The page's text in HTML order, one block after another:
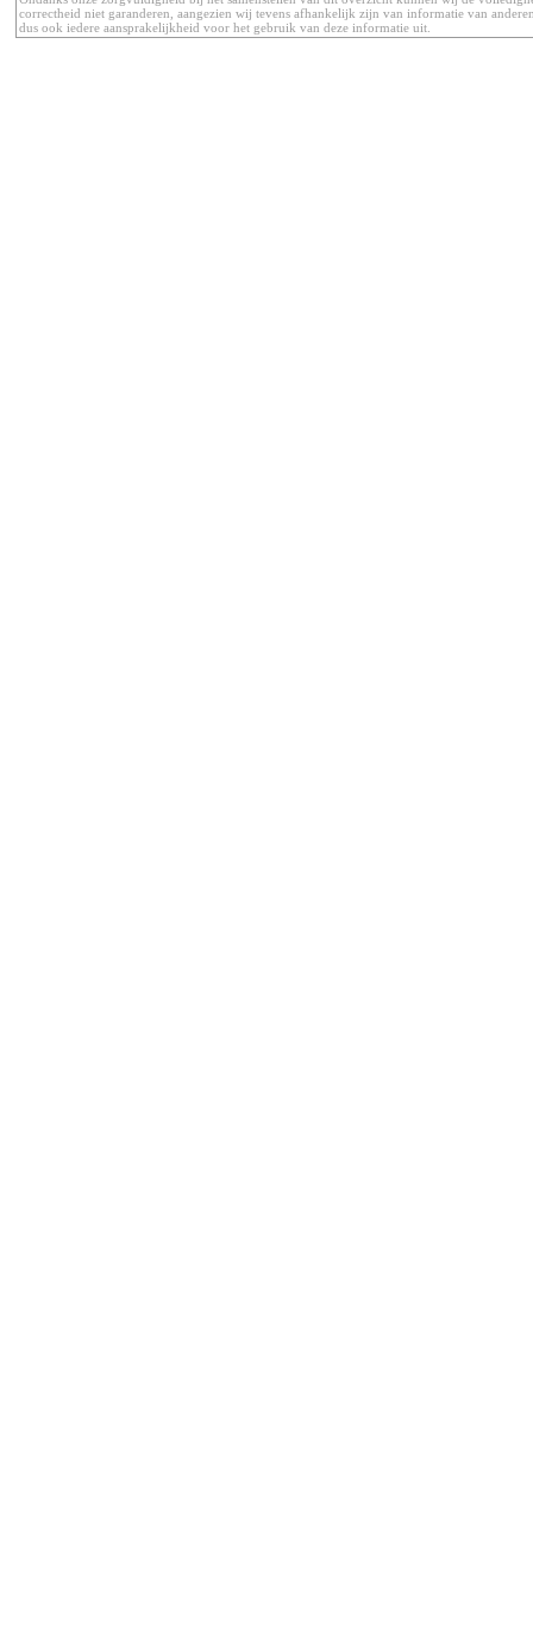
correctheid niet garanderen, aangezien wij tevens afhankelijk zijn van informatie van
dus ook iedere aansprakelijkheid voor het gebruik van deze informatie uit.